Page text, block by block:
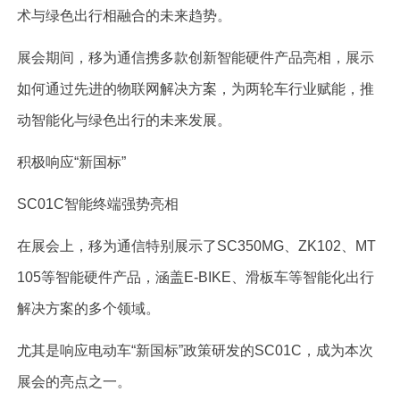
术与绿色出行相融合的未来趋势。
展会期间，移为通信携多款创新智能硬件产品亮相，展示
如何通过先进的物联网解决方案，为两轮车行业赋能，推
动智能化与绿色出行的未来发展。
积极响应“新国标”
SC01C智能终端强势亮相
在展会上，移为通信特别展示了SC350MG、ZK102、MT
105等智能硬件产品，涵盖E-BIKE、滑板车等智能化出行
解决方案的多个领域。
尤其是响应电动车“新国标”政策研发的SC01C，成为本次
展会的亮点之一。